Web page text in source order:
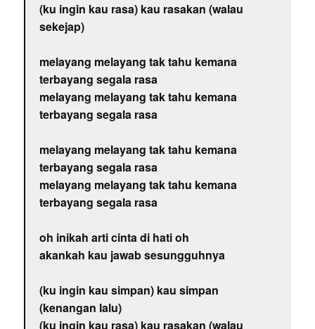
(ku ingin kau rasa) kau rasakan (walau
sekejap)
melayang melayang tak tahu kemana
terbayang segala rasa
melayang melayang tak tahu kemana
terbayang segala rasa
melayang melayang tak tahu kemana
terbayang segala rasa
melayang melayang tak tahu kemana
terbayang segala rasa
oh inikah arti cinta di hati oh
akankah kau jawab sesungguhnya
(ku ingin kau simpan) kau simpan
(kenangan lalu)
(ku ingin kau rasa) kau rasakan (walau